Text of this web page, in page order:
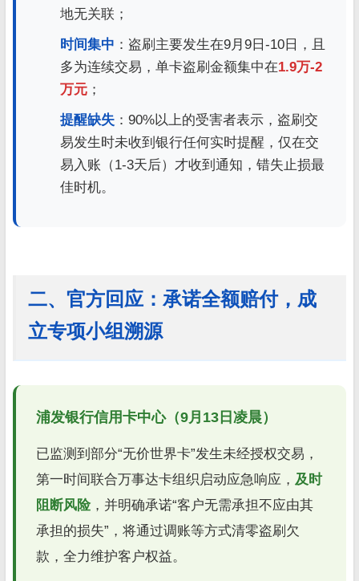
地无关联；
时间集中 ：盗刷主要发生在9月9日-10日，且
多为连续交易，单卡盗刷金额集中在1.9万-2
万元 ；
提醒缺失 ：90%以上的受害者表示，盗刷交
易发生时未收到银行任何实时提醒，仅在交
易入账（1-3天后）才收到通知，错失止损最
佳时机。
二、官方回应：承诺全额赔付，成
立专项小组溯源
浦发银行信用卡中心（9月13日凌晨）
已监测到部分“无价世界卡”发生未经授权交易，
第一时间联合万事达卡组织启动应急响应， 及时
阻断风险，并明确承诺“客户无需承担不应由其
承担的损失”，将通过调账等方式清零盗刷欠
款，全力维护客户权益。